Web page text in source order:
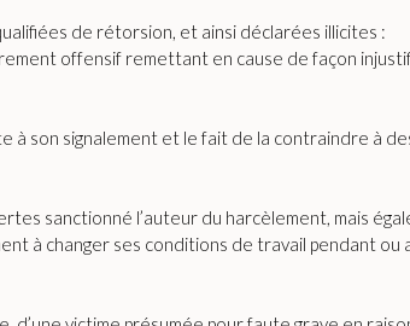
de rétorsion, et ainsi déclarées illicites :
offensif remettant en cause de façon
à son signalement et le fait de la contraindre à
sanctionné l’auteur du harcèlement, mais
à changer ses conditions de travail pendant ou